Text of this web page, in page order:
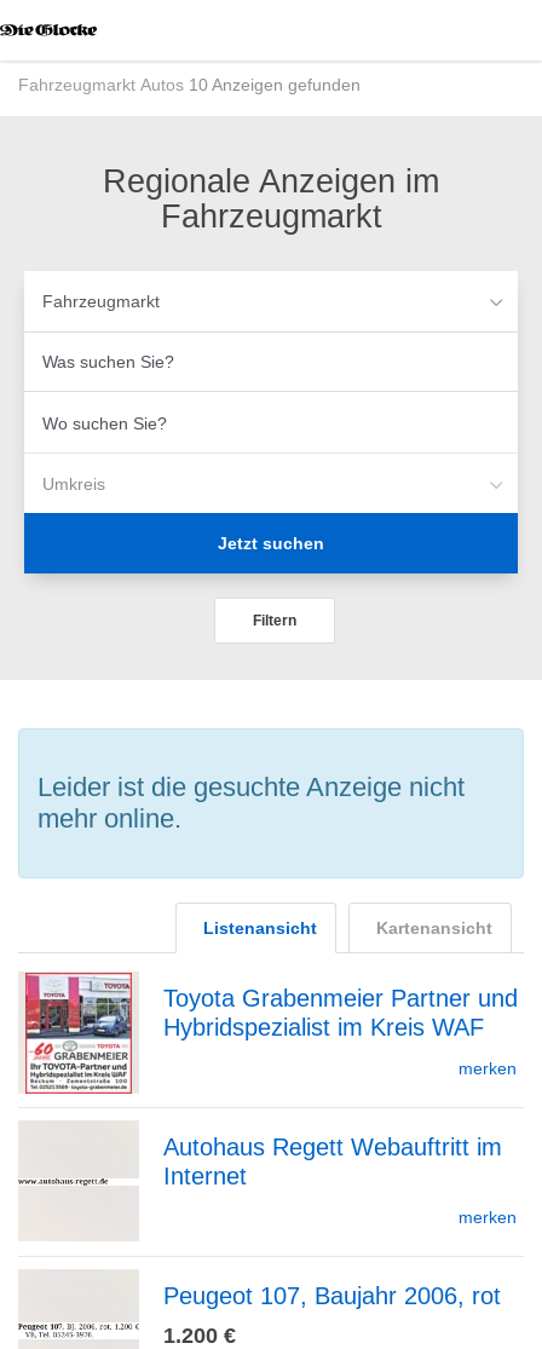
Modus
aktivieren
zurFahrzeugmarkt Autos 10 Anzeigen gefunden
Regionale Anzeigen im
Fahrzeugmarkt
Fahrzeugmarkt
suchen
Sie?
suchen
Umkreis
Jetzt suchen
Filtern
Leider ist die gesuchte Anzeige nicht
mehr online.
Kartenansicht
Listenansicht
Detailseite
Toyota Grabenmeier Partner und
Hybridspezialist im Kreis WAF
merken
zur
Detailseite
Autohaus Regett Webauftritt im
Internet
merken
zur
Peugeot 107, Baujahr 2006, rot
1.200 €